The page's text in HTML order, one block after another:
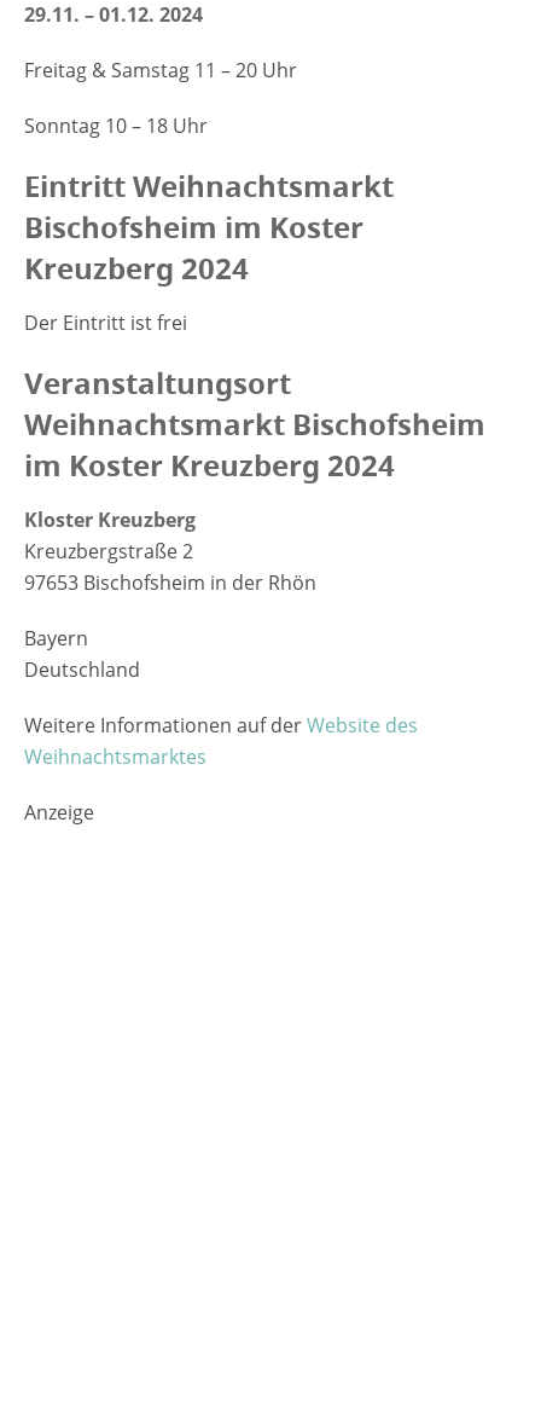
29.11. – 01.12. 2024
Freitag & Samstag 11 – 20 Uhr
Sonntag 10 – 18 Uhr
Eintritt Weihnachtsmarkt
Bischofsheim im Koster
Kreuzberg 2024
Der Eintritt ist frei
Veranstaltungsort
Weihnachtsmarkt Bischofsheim
im Koster Kreuzberg 2024
Kloster Kreuzberg
Kreuzbergstraße 2
97653 Bischofsheim in der Rhön
Bayern
Deutschland
Weitere Informationen auf derWebsite des
Weihnachtsmarktes
Anzeige